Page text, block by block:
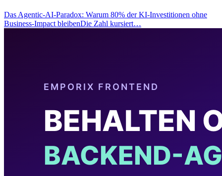
Das Agentic-AI-Paradox: Warum 80% der KI-Investitionen ohne
Business-Impact bleibenDie Zahl kursiert…